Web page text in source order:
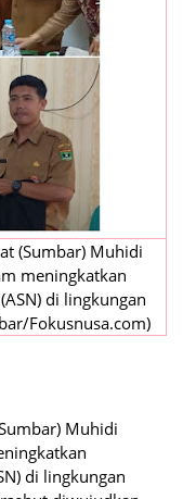
(Sumbar) Muhidi
meningkatkan
di lingkungan
Fokusnusa.com)
Muhidi
di lingkungan